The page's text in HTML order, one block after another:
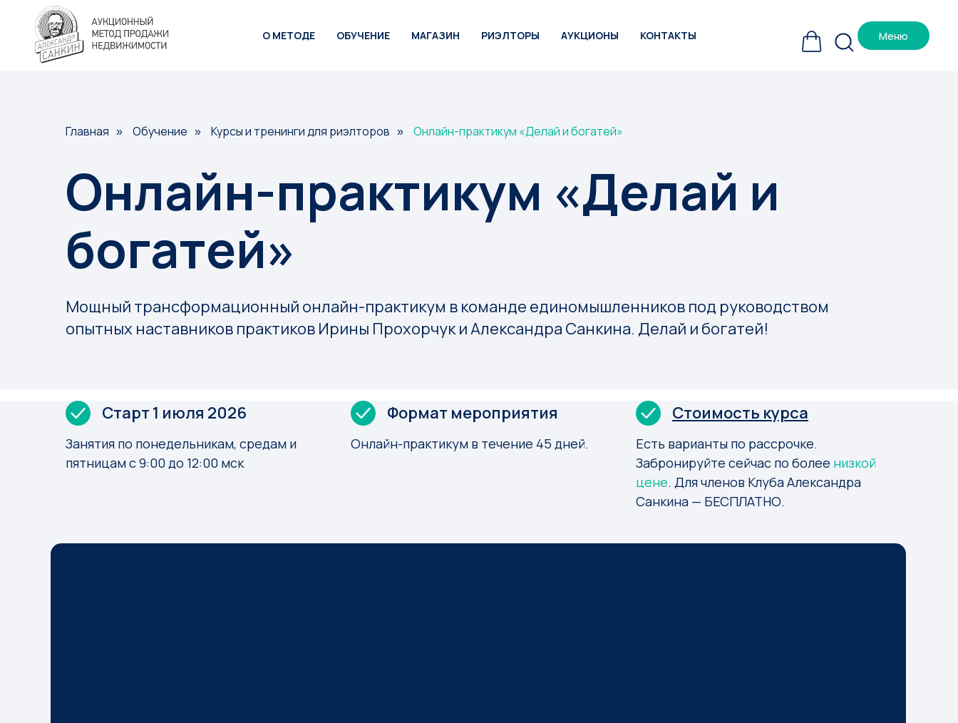
О МЕТОДЕ ОБУЧЕНИЕ МАГАЗИН РИЭЛТОРЫ АУКЦИОНЫ КОНТАКТЫ Меню
Главная » Обучение » Курсы и тренинги для риэлторов » Онлайн-практикум «Делай и богатей»
Онлайн-практикум «Делай и
богатей»
Мощный трансформационный онлайн-практикум в команде единомышленников под руководством
опытных наставников практиков Ирины Прохорчук и Александра Санкина. Делай и богатей!
Старт 1 июля 2026
Занятия по понедельникам, средам и
пятницам с 9:00 до 12:00 мск
Формат мероприятия
Онлайн-практикум в течение 45 дней.
Стоимость курса
Есть варианты по рассрочке.
Забронируйте сейчас по более низкой
цене. Для членов Клуба Александра
Санкина — БЕСПЛАТНО.